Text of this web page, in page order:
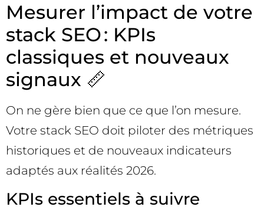
Mesurer l’impact de votre
stack SEO : KPIs
classiques et nouveaux
signaux 📏
On ne gère bien que ce que l’on mesure.
Votre stack SEO doit piloter des métriques
historiques et de nouveaux indicateurs
adaptés aux réalités 2026.
KPIs essentiels à suivre